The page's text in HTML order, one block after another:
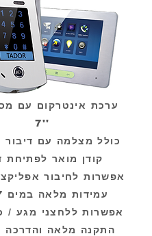
ערכת אינטרקום עם
''7
כולל מצלמה עם
קודן מואר לפתיחת
אפשרות לחיבור
עמידות מלאה במים IP67
אפשרות ללחצני מגע /
התקנה מלאה והדרכה